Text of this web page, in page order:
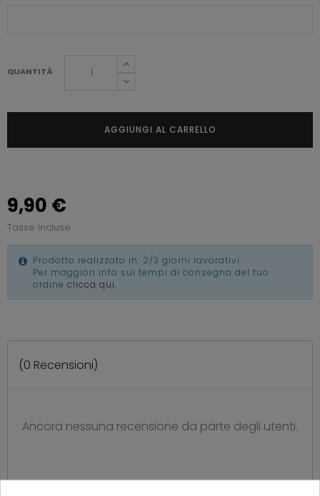
QUANTITÀ
AGGIUNGI AL CARRELLO
9,90 €
Tasse incluse
Prodotto realizzato in: 2/3 giorni lavorativi
Per maggiori info sui tempi di consegna del tuo
ordine clicca qui.
(0 Recensioni)
Ancora nessuna recensione da parte degli utenti.